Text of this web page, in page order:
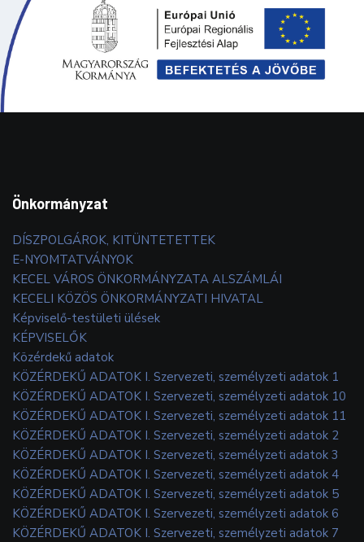
Önkormányzat
DÍSZPOLGÁROK, KITÜNTETETTEK
E-NYOMTATVÁNYOK
KECEL VÁROS ÖNKORMÁNYZATA ALSZÁMLÁI
KECELI KÖZÖS ÖNKORMÁNYZATI HIVATAL
Képviselő-testületi ülések
KÉPVISELŐK
Közérdekű adatok
KÖZÉRDEKŰ ADATOK I. Szervezeti, személyzeti adatok 1
KÖZÉRDEKŰ ADATOK I. Szervezeti, személyzeti adatok 10
KÖZÉRDEKŰ ADATOK I. Szervezeti, személyzeti adatok 11
KÖZÉRDEKŰ ADATOK I. Szervezeti, személyzeti adatok 2
KÖZÉRDEKŰ ADATOK I. Szervezeti, személyzeti adatok 3
KÖZÉRDEKŰ ADATOK I. Szervezeti, személyzeti adatok 4
KÖZÉRDEKŰ ADATOK I. Szervezeti, személyzeti adatok 5
KÖZÉRDEKŰ ADATOK I. Szervezeti, személyzeti adatok 6
KÖZÉRDEKŰ ADATOK I. Szervezeti, személyzeti adatok 7